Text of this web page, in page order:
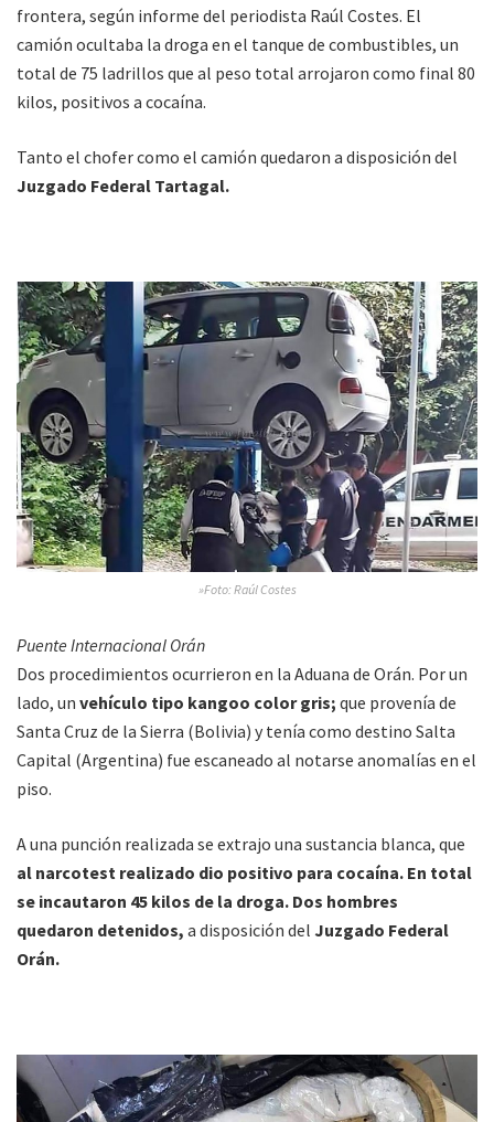
frontera, según informe del periodista Raúl Costes. El
camión ocultaba la droga en el tanque de combustibles, un
total de 75 ladrillos que al peso total arrojaron como final 80
kilos, positivos a cocaína.
Tanto el chofer como el camión quedaron a disposición del
Juzgado Federal Tartagal.
»Foto: Raúl Costes
Puente Internacional Orán
Dos procedimientos ocurrieron en la Aduana de Orán. Por un
lado, un vehículo tipo kangoo color gris; que provenía de
Santa Cruz de la Sierra (Bolivia) y tenía como destino Salta
Capital (Argentina) fue escaneado al notarse anomalías en el
piso.
A una punción realizada se extrajo una sustancia blanca, que
al narcotest realizado dio positivo para cocaína. En total
se incautaron 45 kilos de la droga. Dos hombres
quedaron detenidos, a disposición del Juzgado Federal
Orán.